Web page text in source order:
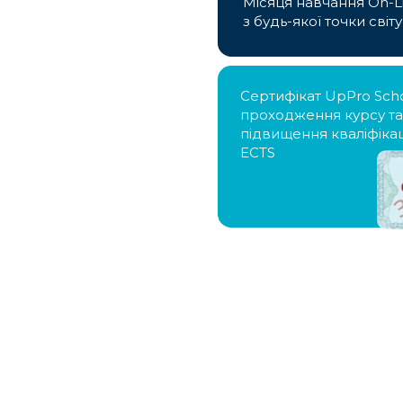
з будь-якої точки світу
Сертифікат UpPro
проходження курсу
підвищення
ECTS